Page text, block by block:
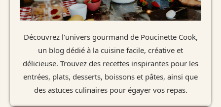
Découvrez l'univers gourmand de Poucinette Cook,
un blog dédié à la cuisine facile, créative et
délicieuse. Trouvez des recettes inspirantes pour les
entrées, plats, desserts, boissons et pâtes, ainsi que
des astuces culinaires pour égayer vos repas.